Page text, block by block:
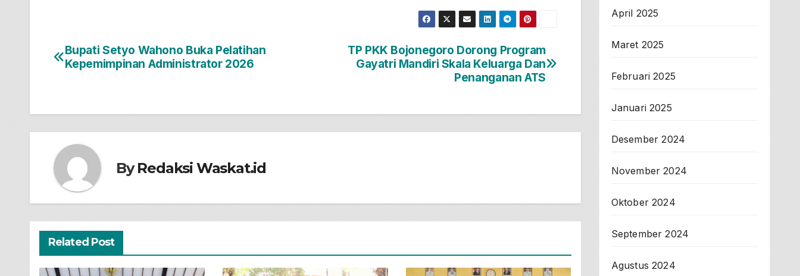
Navigasi
TP PKK Bojonegoro Dorong Program
Gayatri Mandiri Skala Keluarga Dan
Penanganan ATS
Bupati Setyo Wahono Buka Pelatihan
Kepemimpinan Administrator 2026
ByRedaksi Waskat.id
Related Post
April 2025
Maret 2025
Februari 2025
Januari 2025
Desember 2024
November 2024
Oktober 2024
September 2024
Agustus 2024